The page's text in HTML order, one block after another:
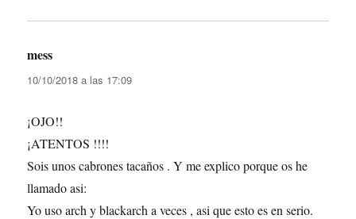
mess
10/10/2018 a las 17:09
¡OJO!!
¡ATENTOS !!!!
Sois unos cabrones tacaños . Y me explico porque os he
llamado asi:
Yo uso arch y blackarch a veces , asi que esto es en serio.